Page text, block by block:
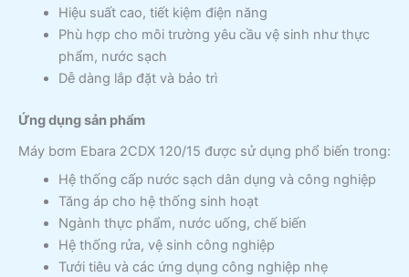
Hiệu suất cao, tiết kiệm điện năng
Phù hợp cho môi trường yêu cầu vệ sinh như thực
phẩm, nước sạch
Dễ dàng lắp đặt và bảo trì
Ứng dụng sản phẩm
Máy bơm Ebara 2CDX 120/15 được sử dụng phổ biến trong:
Hệ thống cấp nước sạch dân dụng và công nghiệp
Tăng áp cho hệ thống sinh hoạt
Ngành thực phẩm, nước uống, chế biến
Hệ thống rửa, vệ sinh công nghiệp
Tưới tiêu và các ứng dụng công nghiệp nhẹ